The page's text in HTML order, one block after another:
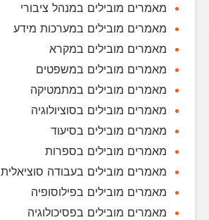
מאמרים מובילים במנהל ציבורי
מאמרים מובילים במערכות מידע
מאמרים מובילים במקרא
מאמרים מובילים במשפטים
מאמרים מובילים במתמטיקה
מאמרים מובילים בסוציולוגיה
מאמרים מובילים בסיעוד
מאמרים מובילים בספרות
מאמרים מובילים בעבודה סוציאלית
מאמרים מובילים בפילוסופיה
מאמרים מובילים בפסיכולוגיה